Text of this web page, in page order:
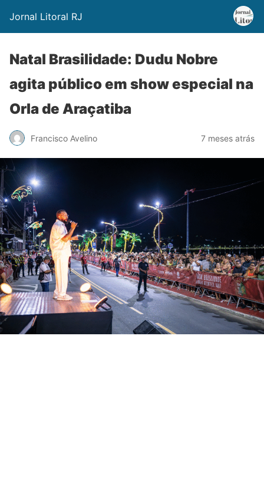
Jornal Litoral RJ
Natal Brasilidade: Dudu Nobre
agita público em show especial na
Orla de Araçatiba
Francisco Avelino 7 meses atrás